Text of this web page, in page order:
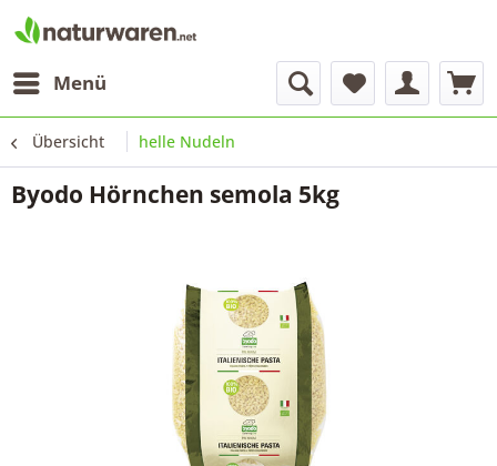
Menü
Übersicht helle Nudeln
Byodo Hörnchen semola 5kg